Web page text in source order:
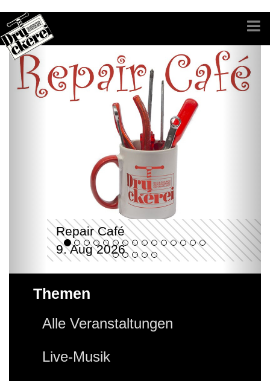
Repair Café
9. Aug 2026
Themen
Alle Veranstaltungen
Live-Musik